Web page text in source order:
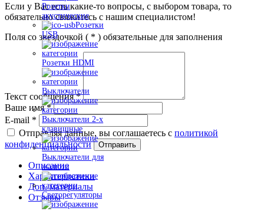
Розетки
акустические
Розетки
USB
Розетки HDMI
Выключатели
Выключатели 2-х
клавишные
Выключатели для
жалюзи
Светорегуляторы
Если у Вас есть какие-то вопросы, с выбором товара, то
обязательно свяжитесь с нашим специалистом!
Поля со звездочкой ( * ) обязательные для заполнения
Текст сообщения*
Ваше имя*
E-mail *
Отправляя данные, вы соглашаетесь с политикой
конфиденциальности
Отправить
Описание
Характеристики
Доп. материалы
Отзывы